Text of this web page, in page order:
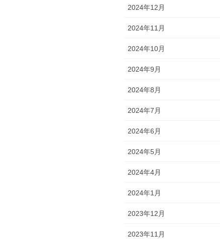
2024年12月
2024年11月
2024年10月
2024年9月
2024年8月
2024年7月
2024年6月
2024年5月
2024年4月
2024年1月
2023年12月
2023年11月